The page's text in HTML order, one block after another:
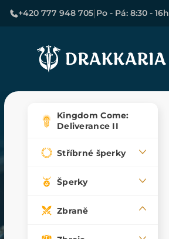
+420 777 948 705|Po - Pá: 8:30 - 16h
Kingdom Come:
Deliverance II
Stříbrné šperky
Šperky
Zbraně